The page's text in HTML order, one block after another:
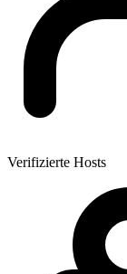
Verifizierte Hosts